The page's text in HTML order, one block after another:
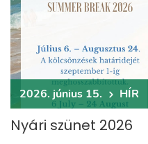
2026. június 15. HÍR
Nyári szünet 2026